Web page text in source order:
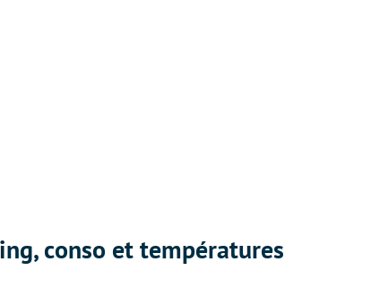
conso et températures